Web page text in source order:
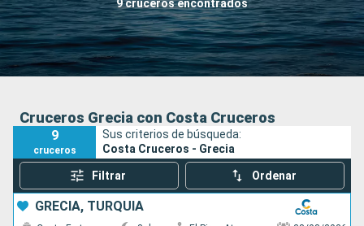
9 cruceros encontrados
Fecha de salida
Puertos Compañías
Cruceros Grecia con Costa Cruceros
9
cruceros
Sus criterios de búsqueda:
Costa Cruceros - Grecia
Filtrar Ordenar
GRECIA, TURQUÍA